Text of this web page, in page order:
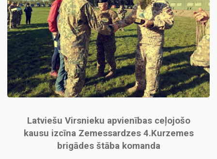
Latviešu Virsnieku apvienības ceļojošo
kausu izcīna Zemessardzes 4.Kurzemes
brigādes štāba komanda